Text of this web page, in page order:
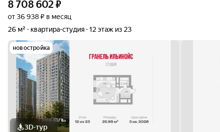
8 708 602₽
от 36 938 ₽ в месяц
26 м²
квартира-студия 12 этаж из 23
новостройка
3D-тур